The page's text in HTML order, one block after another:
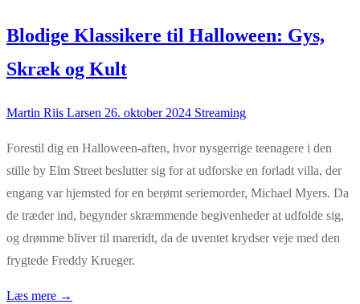
Blodige Klassikere til Halloween: Gys,
Skræk og Kult
Martin Riis Larsen 26. oktober 2024 Streaming
Forestil dig en Halloween-aften, hvor nysgerrige teenagere i den
stille by Elm Street beslutter sig for at udforske en forladt villa, der
engang var hjemsted for en berømt seriemorder, Michael Myers. Da
de træder ind, begynder skræmmende begivenheder at udfolde sig,
og drømme bliver til mareridt, da de uventet krydser veje med den
frygtede Freddy Krueger.
Læs mere →